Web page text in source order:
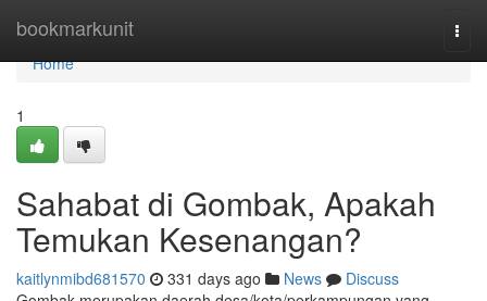
bookmarkunit
Home
Home
1
Sahabat di Gombak, Apakah
Temukan Kesenangan?
kaitlynmibd681570 331 days ago News
Discuss